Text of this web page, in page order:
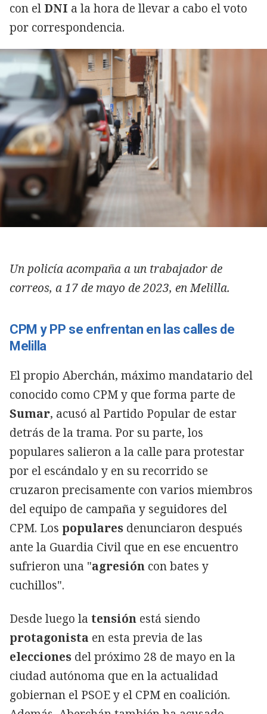
con el DNI a la hora de llevar a cabo el voto
por correspondencia.
Un policía acompaña a un trabajador de
correos, a 17 de mayo de 2023, en Melilla.
CPM y PP se enfrentan en las calles de
Melilla
El propio Aberchán, máximo mandatario del
conocido como CPM y que forma parte de
Sumar, acusó al Partido Popular de estar
detrás de la trama. Por su parte, los
populares salieron a la calle para protestar
por el escándalo y en su recorrido se
cruzaron precisamente con varios miembros
del equipo de campaña y seguidores del
CPM. Los populares denunciaron después
ante la Guardia Civil que en ese encuentro
sufrieron una "agresión con bates y
cuchillos".
Desde luego la tensión está siendo
protagonista en esta previa de las
elecciones del próximo 28 de mayo en la
ciudad autónoma que en la actualidad
gobiernan el PSOE y el CPM en coalición.